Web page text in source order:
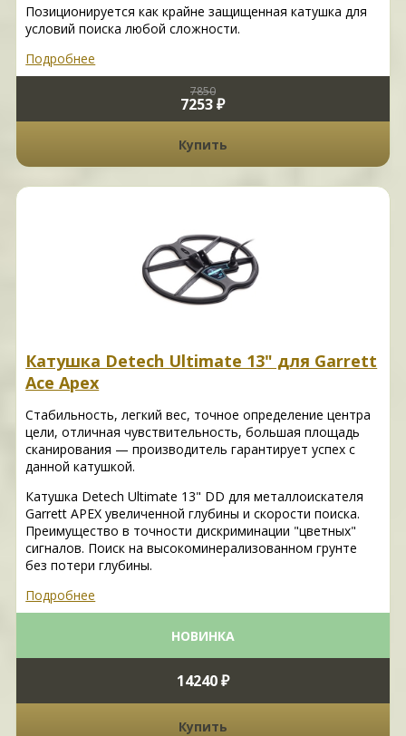
Позиционируется как крайне защищенная катушка для
условий поиска любой сложности.
Подробнее
7850
7253 ₽
Купить
Катушка Detech Ultimate 13" для Garrett
Ace Apex
Стабильность, легкий вес, точное определение центра
цели, отличная чувствительность, большая площадь
сканирования — производитель гарантирует успех с
данной катушкой.
Катушка Detech Ultimate 13" DD для металлоискателя
Garrett APEX увеличенной глубины и скорости поиска.
Преимущество в точности дискриминации "цветных"
сигналов. Поиск на высокоминерализованном грунте
без потери глубины.
Подробнее
НОВИНКА
14240 ₽
Купить